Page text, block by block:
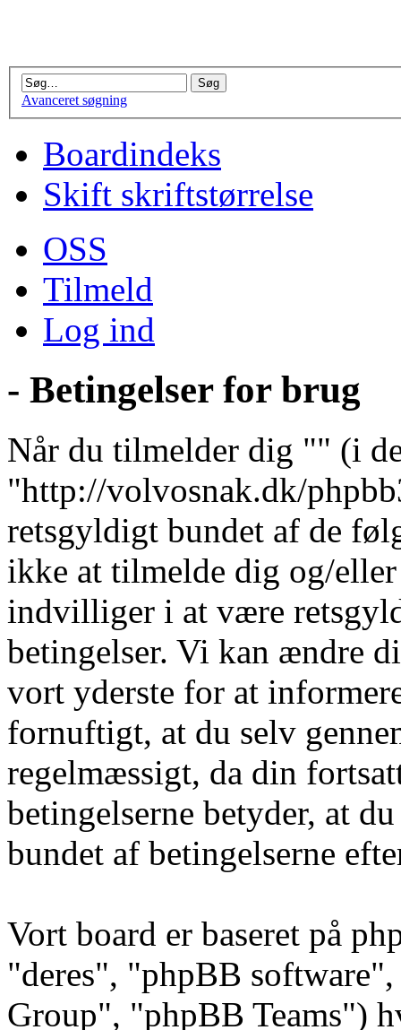
Avanceret søgning
Boardindeks
Skift skriftstørrelse
OSS
Tilmeld
Log ind
- Betingelser for brug
Når du tilmelder dig "" (i
"http://volvosnak.dk/
retsgyldigt bundet af de
ikke at tilmelde dig og/
indvilliger i at være
betingelser. Vi kan ændre
vort yderste for at
fornuftigt, at du selv
regelmæssigt, da din
betingelserne betyder, at
bundet af betingelserne
Vort board er baseret på
"deres", "phpBB
Group", "phpBB Teams")